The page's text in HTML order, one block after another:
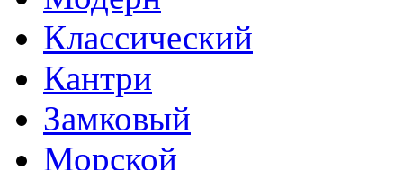
Классический
Кантри
Замковый
Морской